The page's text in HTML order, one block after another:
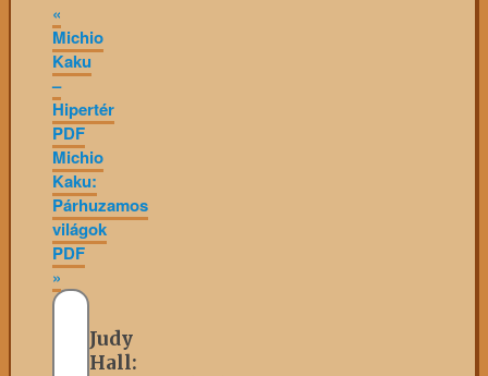
«
Michio
Kaku
–
Hipertér
PDF
Michio
Kaku:
Párhuzamos
világok
PDF
»
Judy
Hall: